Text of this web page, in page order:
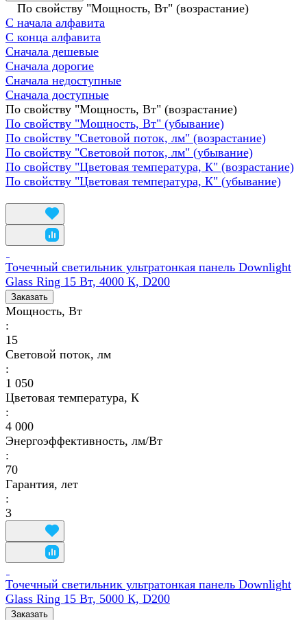
По свойству "Мощность, Вт" (возрастание)
С начала алфавита
С конца алфавита
Сначала дешевые
Сначала дорогие
Сначала недоступные
Сначала доступные
По свойству "Мощность, Вт" (возрастание)
По свойству "Мощность, Вт" (убывание)
По свойству "Световой поток, лм" (возрастание)
По свойству "Световой поток, лм" (убывание)
По свойству "Цветовая температура, К" (возрастание)
По свойству "Цветовая температура, К" (убывание)
Точечный светильник ультратонкая панель Downlight
Glass Ring 15 Вт, 4000 К, D200
Заказать
Мощность, Вт
:
15
Световой поток, лм
:
1 050
Цветовая температура, К
:
4 000
Энергоэффективность, лм/Вт
:
70
Гарантия, лет
:
3
Точечный светильник ультратонкая панель Downlight
Glass Ring 15 Вт, 5000 К, D200
Заказать